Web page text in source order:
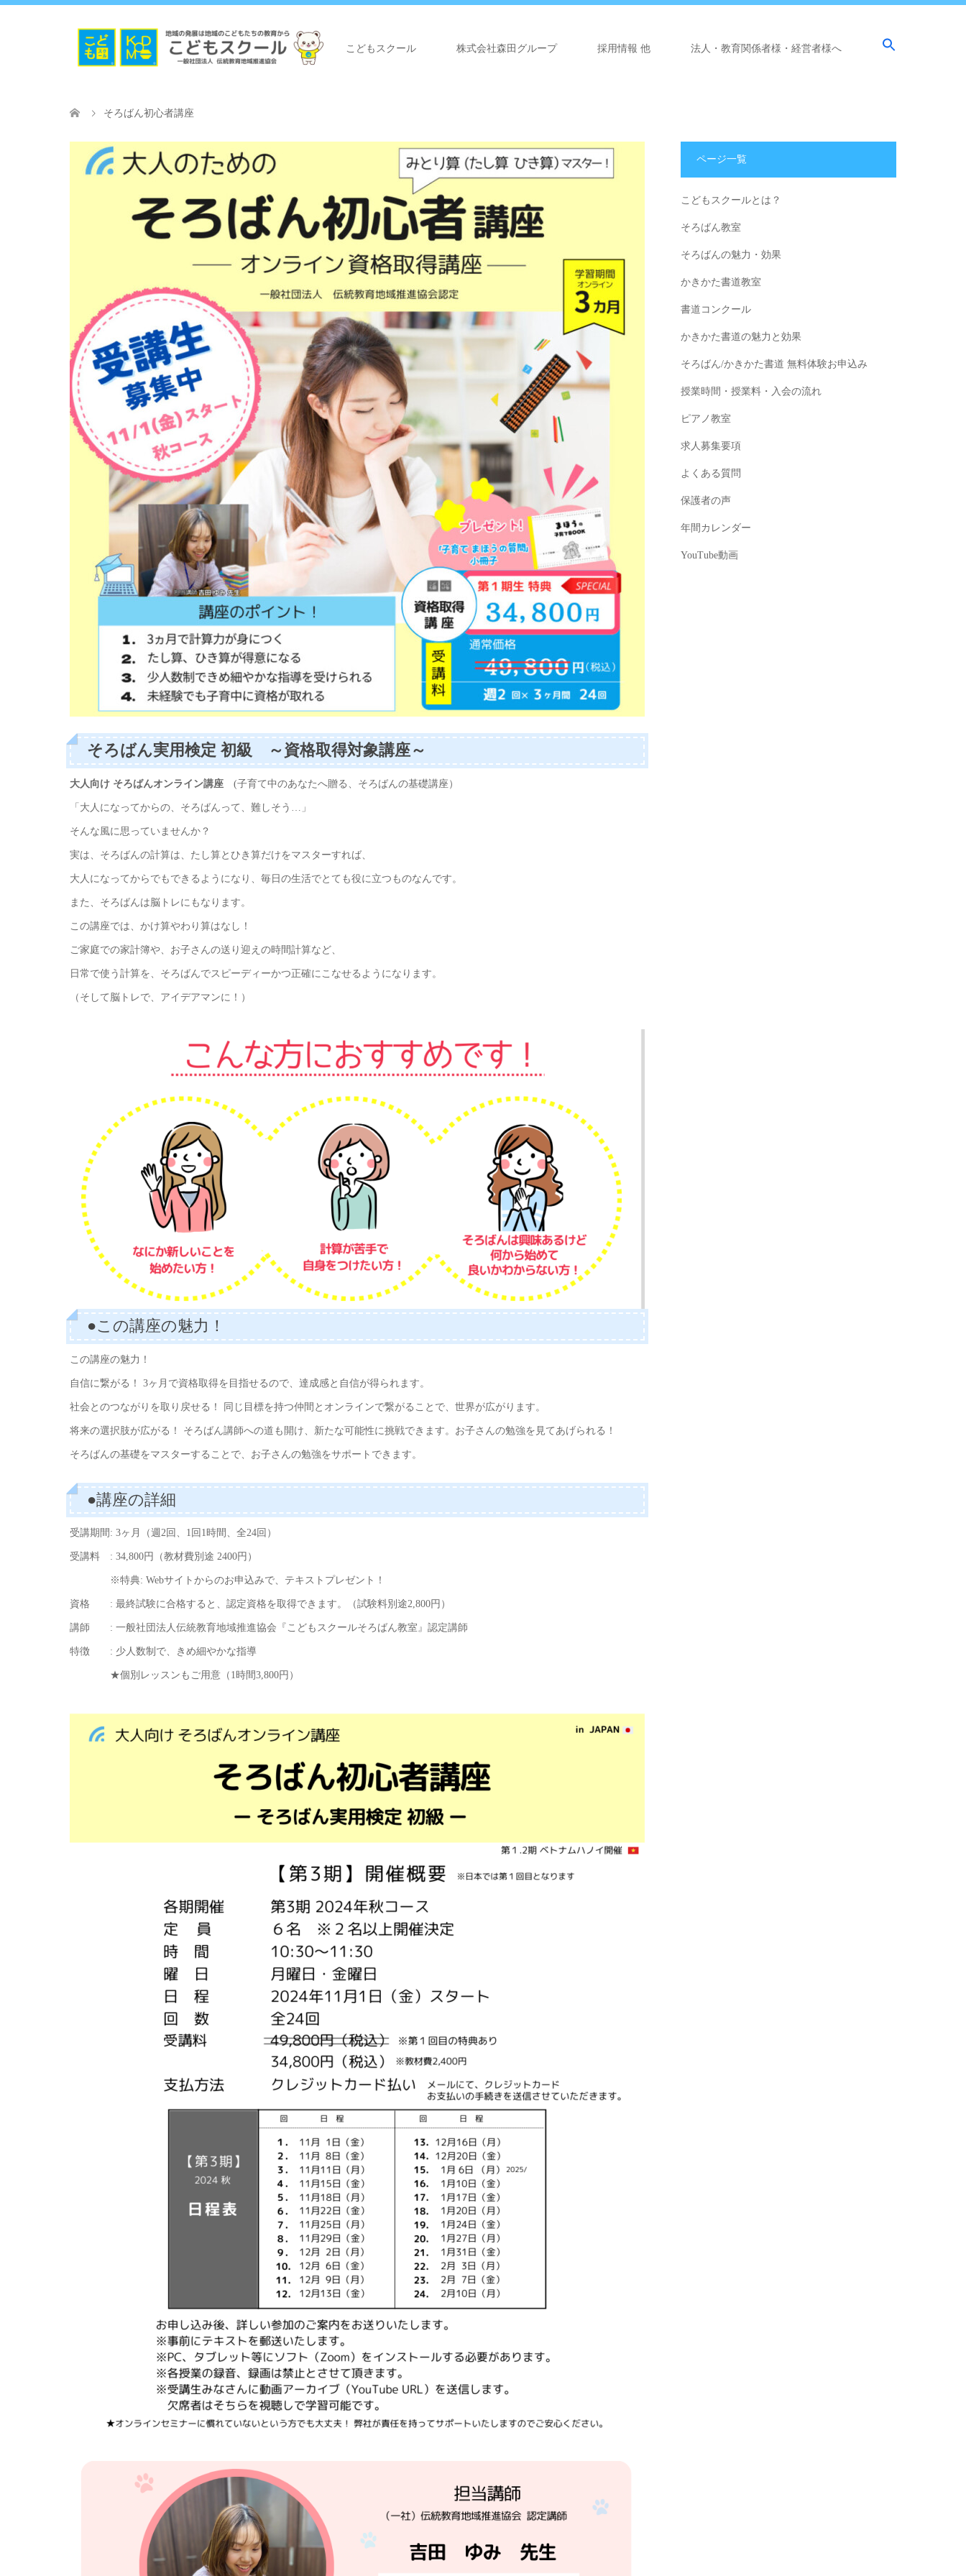
こどもスクール 株式会社森田グループ 採用情報 他 法人・教育関係者様・経営者様へ
そろばん初心者講座
そろばん実用検定 初級 ～資格取得対象講座～
大人向け そろばんオンライン講座 (子育て中のあなたへ贈る、そろばんの基礎講座）
「大人になってからの、そろばんって、難しそう…」
そんな風に思っていませんか？
実は、そろばんの計算は、たし算とひき算だけをマスターすれば、
大人になってからでもできるようになり、毎日の生活でとても役に立つものなんです。
また、そろばんは脳トレにもなります。
この講座では、かけ算やわり算はなし！
ご家庭での家計簿や、お子さんの送り迎えの時間計算など、
日常で使う計算を、そろばんでスピーディーかつ正確にこなせるようになります。
（そして脳トレで、アイデアマンに！）
●この講座の魅力！
この講座の魅力！
自信に繋がる！ 3ヶ月で資格取得を目指せるので、達成感と自信が得られます。
社会とのつながりを取り戻せる！ 同じ目標を持つ仲間とオンラインで繋がることで、 世界が広がります。
将来の選択肢が広がる！ そろばん講師への道も開け、新たな可能性に挑戦できます。 お子さんの勉強を見てあげられる！
そろばんの基礎をマスターすることで、お子さんの勉強をサポートできます。
●講座の詳細
受講期間: 3ヶ月（週2回、1回1時間、全24回）
受講料 : 34,800円（教材費別途 2400円）
※特典: Webサイトからのお申込みで、テキストプレゼント！
資格 : 最終試験に合格すると、認定資格を取得できます。（試験料別途2,800円）
講師 : 一般社団法人伝統教育地域推進協会『こどもスクールそろばん教室』認定講師
特徴 : 少人数制で、きめ細やかな指導
★個別レッスンもご用意（1時間3,800円）
ページ一覧
こどもスクールとは？
そろばん教室
そろばんの魅力・効果
かきかた書道教室
書道コンクール
かきかた書道の魅力と効果
そろばん/かきかた書道 無料体験お申込み
授業時間・授業料・入会の流れ
ピアノ教室
求人募集要項
よくある質問
保護者の声
年間カレンダー
YouTube動画